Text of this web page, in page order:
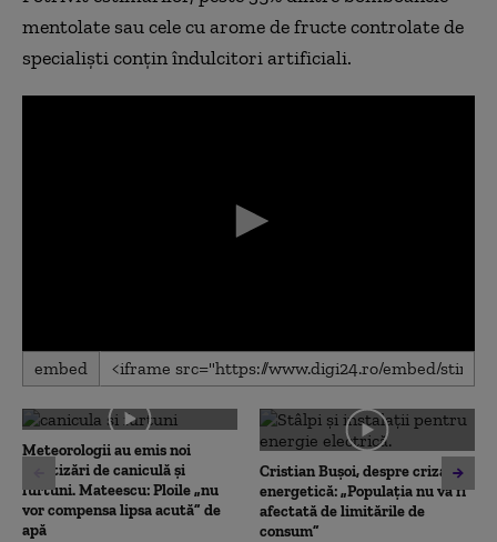
mentolate sau cele cu arome de fructe controlate de
specialişti conţin îndulcitori artificiali.
0
seconds
0
seconds
embed
Meteorologii au emis noi
avertizări de caniculă și
furtuni. Mateescu: Ploile „nu
vor compensa lipsa acută” de
apă
Cristian Bușoi, despre criza
energetică: „Populația nu va fi
afectată de limitările de
consum”